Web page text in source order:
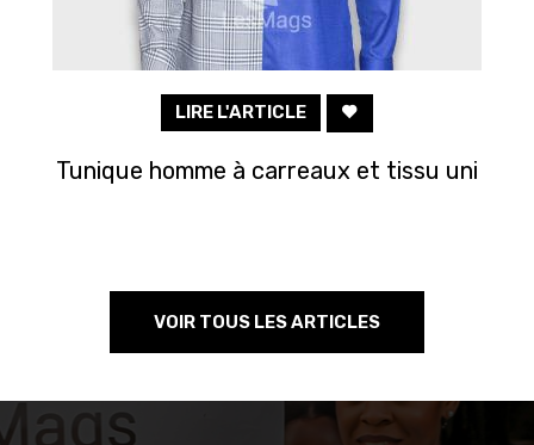
LIRE L'ARTICLE
Tunique homme à carreaux et tissu uni
VOIR TOUS LES ARTICLES